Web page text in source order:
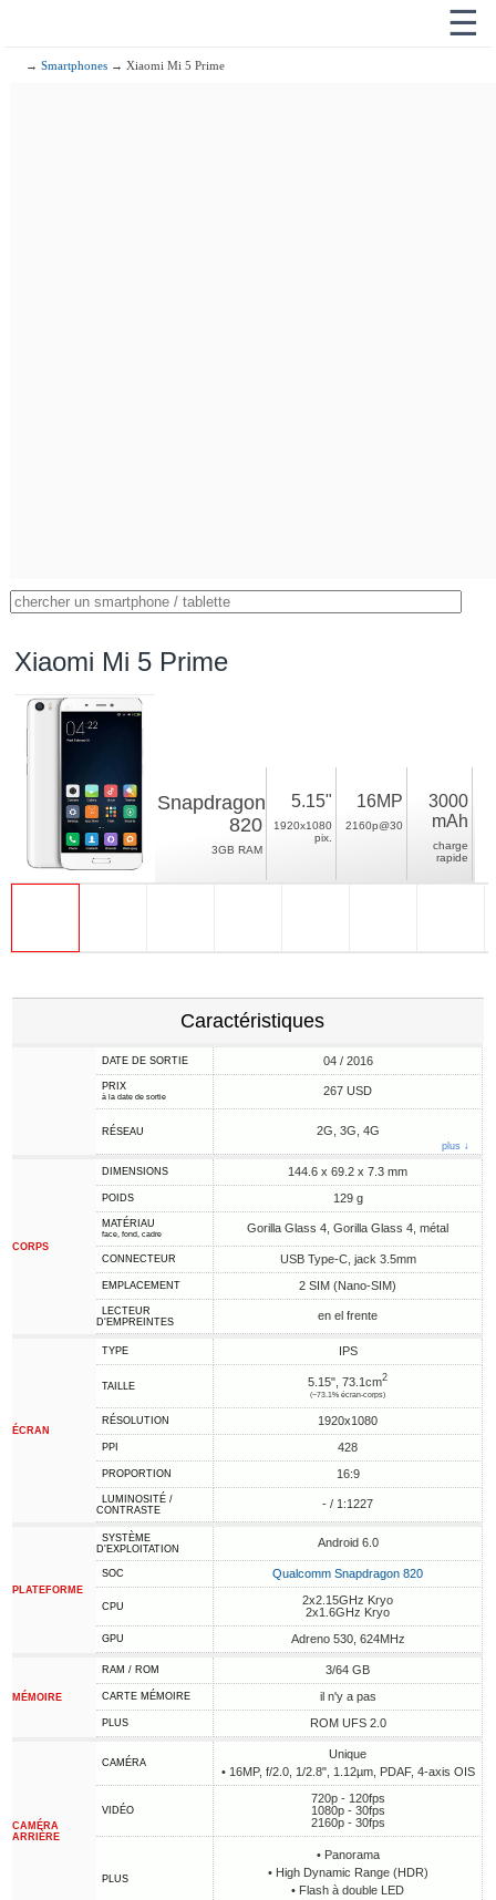
☰
→Smartphones → Xiaomi Mi 5 Prime
Xiaomi Mi 5 Prime
Snapdragon
820
3GB RAM
5.15"
1920x1080
pix.
16MP
2160p@30
3000
mAh
charge
rapide
Caractéristiques
DATE DE SORTIE 04 / 2016
PRIX
à la date de sortie 267 USD
RÉSEAU 2G, 3G, 4G
plus ↓
CORPS
DIMENSIONS 144.6 x 69.2 x 7.3 mm
POIDS 129 g
MATÉRIAU
face, fond, cadre Gorilla Glass 4, Gorilla Glass 4, métal
CONNECTEUR USB Type-C, jack 3.5mm
EMPLACEMENT 2 SIM (Nano-SIM)
LECTEUR
D'EMPREINTES
en el frente
ÉCRAN
TYPE IPS
TAILLE 5.15", 73.1cm2
(~73.1% écran-corps)
RÉSOLUTION 1920x1080
PPI 428
PROPORTION 16:9
LUMINOSITÉ /
CONTRASTE
- / 1:1227
PLATEFORME
SYSTÈME
D'EXPLOITATION
Android 6.0
SOC Qualcomm Snapdragon 820
CPU
2x2.15GHz Kryo
2x1.6GHz Kryo
GPU Adreno 530, 624MHz
MÉMOIRE
RAM / ROM 3/64 GB
CARTE MÉMOIRE il n'y a pas
PLUS ROM UFS 2.0
CAMÉRA
ARRIÈRE
CAMÉRA
Unique
• 16MP, f/2.0, 1/2.8", 1.12µm, PDAF, 4-axis OIS
VIDÉO
720p - 120fps
1080p - 30fps
2160p - 30fps
PLUS
• Panorama
• High Dynamic Range (HDR)
• Flash à double LED